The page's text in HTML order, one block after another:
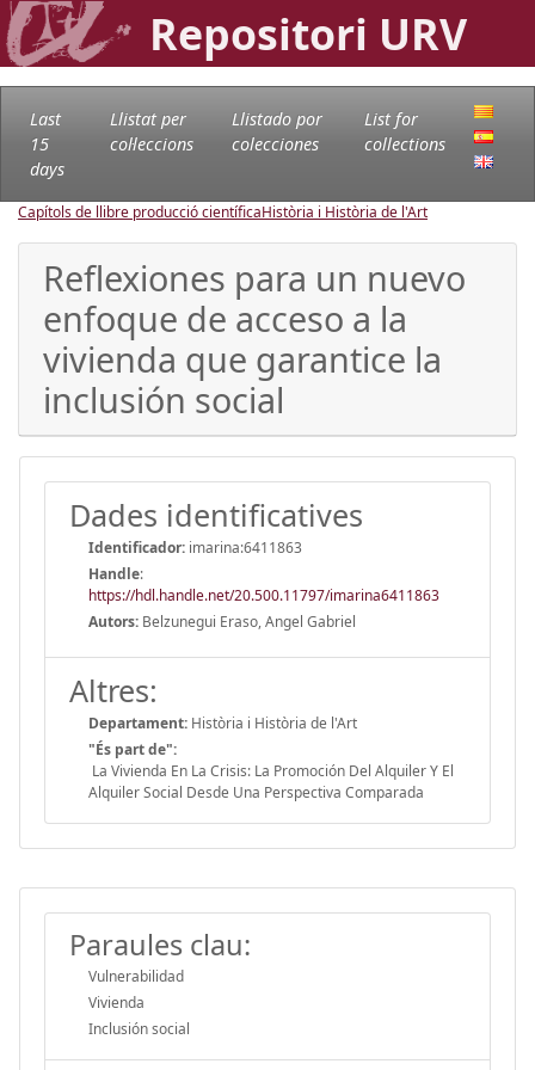
Repositori URV
Last
15
days
Llistat per
col·leccions
Llistado por
colecciones
List for
collections
Capítols de llibre producció científicaHistòria i Història de l'Art
Reflexiones para un nuevo
enfoque de acceso a la
vivienda que garantice la
inclusión social
Dades identificatives
Identificador: imarina:6411863
Handle:
https://hdl.handle.net/20.500.11797/imarina6411863
Autors: Belzunegui Eraso, Angel Gabriel
Altres:
Departament: Història i Història de l'Art
"És part de":
La Vivienda En La Crisis: La Promoción Del Alquiler Y El
Alquiler Social Desde Una Perspectiva Comparada
Paraules clau:
Vulnerabilidad
Vivienda
Inclusión social